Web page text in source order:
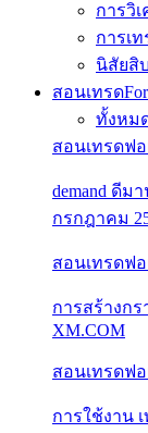
การวิ
การเ
นิสัยสิ
สอนเทรด
ทั้งหม
สอนเทรดฟอ
demand ดีม
กรกฎาคม
สอนเทรดฟอ
การสร้างกร
XM.COM
สอนเทรดฟอ
การใช้งาน